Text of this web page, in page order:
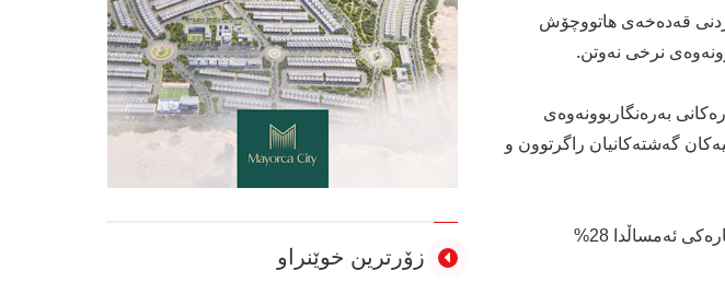
قەدەخەی هاتووچۆش
نرخی نەوتن.
سەرەکی رێکارەکانی بەرەنگاربوونەوەی
گەشتەکانیان راگرتوون و
کۆمپانیای رێپسۆڵ ئینێرجیی ئیسپانیش رایگەیاند، بەهۆی رێکارەکانی خۆپارێزیی لە کۆرۆنا لە چارەکی ئەمساڵدا 28%
زۆرترین خوێنراو